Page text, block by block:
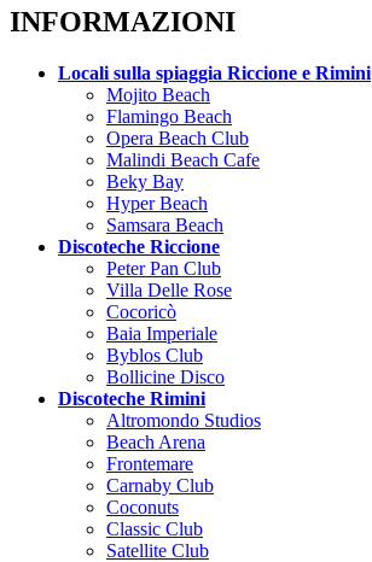
INFORMAZIONI
Locali sulla spiaggia Riccione e Rimini
Mojito Beach
Flamingo Beach
Opera Beach Club
Malindi Beach Cafe
Beky Bay
Hyper Beach
Samsara Beach
Discoteche Riccione
Peter Pan Club
Villa Delle Rose
Cocoricò
Baia Imperiale
Byblos Club
Bollicine Disco
Discoteche Rimini
Altromondo Studios
Beach Arena
Frontemare
Carnaby Club
Coconuts
Classic Club
Satellite Club